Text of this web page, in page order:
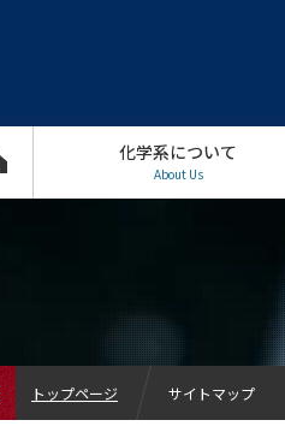
化学系について
About Us
トップページ サイトマップ